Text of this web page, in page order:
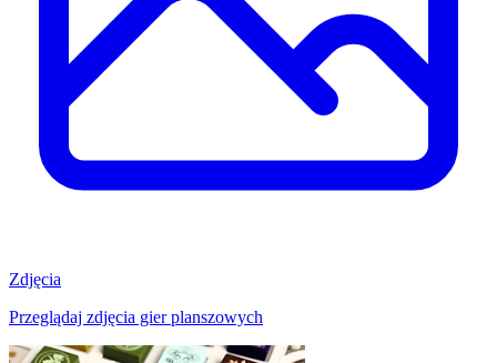
Zdjęcia
Przeglądaj zdjęcia gier planszowych